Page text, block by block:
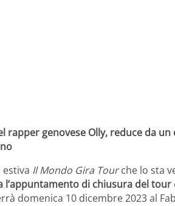
rapper genovese Olly, reduce da
Il Mondo Gira Tourche lo sta
l’appuntamento di chiusura del tour
domenica 10 dicembre 2023 al